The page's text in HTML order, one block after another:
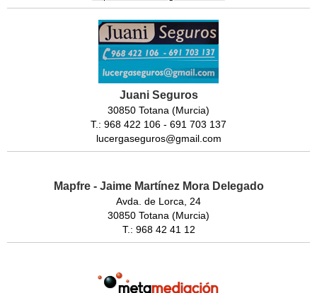
Juani Seguros
30850 Totana (Murcia)
T.: 968 422 106 - 691 703 137
lucergaseguros@gmail.com
Mapfre - Jaime Martínez Mora Delegado
Avda. de Lorca, 24
30850 Totana (Murcia)
T.: 968 42 41 12